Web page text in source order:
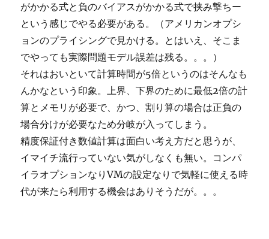
がかかる式と負のバイアスがかかる式で挟み撃ちー
という感じでやる必要がある。（アメリカンオプシ
ョンのプライシングで見かける。とはいえ、そこま
でやっても実際問題モデル誤差は残る。。。）
それはおいといて計算時間が5倍というのはそんなも
んかなという印象。上界、下界のために最低2倍の計
算とメモリが必要で、かつ、割り算の場合は正負の
場合分けが必要なため分岐が入ってしまう。
精度保証付き数値計算は面白い考え方だと思うが、
イマイチ流行っていない気がしなくも無い。コンパ
イラオプションなりVMの設定なりで気軽に使える時
代が来たら利用する機会はありそうだが。。。